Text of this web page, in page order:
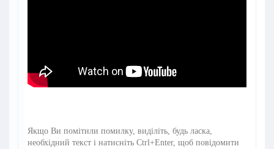
Якщо Ви помітили помилку, виділіть, будь ласка,
необхідний текст і натисніть Ctrl+Enter, щоб повідомити